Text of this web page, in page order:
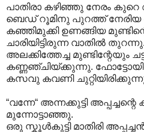
പാതിരാ കഴിഞ്ഞു നേരം
ബെഡ് റൂമിനു പുറത്ത് നേരിയ
കഞ്ഞിമുക്കി ഉണങ്ങിയ
ചാരിയിട്ടിരുന്ന വാതിൽ
അലക്കിത്തേച്ച മുണ്ടിന്റേയും
കണ്ണഞ്ചിയ്ക്കുന്നു.
കസവു കവണി
“വന്നേ“ അന്നക്കുട്ടി
മുന്നോട്ടാഞ്ഞു.
ഒരു സ്കൂൾകുട്ടി മാതിരി